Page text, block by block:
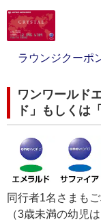
ラウンジクーポ
ワンワールド
ド」もしくは
同行者1名さまも
（3歳未満の幼児